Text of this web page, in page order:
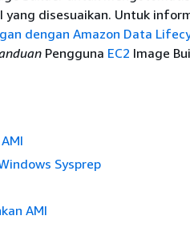
yang disesuaikan. Untuk
dengan Amazon Data
Pengguna EC2 Image
Sysprep
AMI